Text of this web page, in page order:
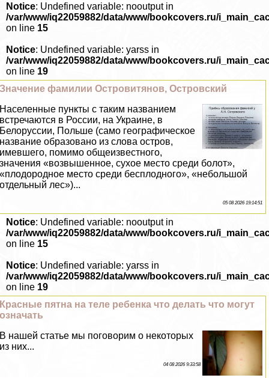
Notice: Undefined variable: nooutput in
/var/www/iq22059882/data/www/bookcovers.ru/
on line 15
Notice: Undefined variable: yarss in
/var/www/iq22059882/data/www/bookcovers.ru/
on line 19
Значение фамилии Островитянов, Островский
Населенные пункты с таким названием
встречаются в России, на Украине, в
Белоруссии, Польше (само географическое
название образовано из слова остров,
имевшего, помимо общеизвестного,
значения «возвышенное, сухое место среди болот»,
«плодородное место среди бесплодного», «небольшой
отдельный лес»)...
05 08 2026 19:14:51
Notice: Undefined variable: nooutput in
/var/www/iq22059882/data/www/bookcovers.ru/
on line 15
Notice: Undefined variable: yarss in
/var/www/iq22059882/data/www/bookcovers.ru/
on line 19
Красные пятна на теле ребенка что делать что могут
означать
В нашей статье мы поговорим о некоторых
из них...
04 08 2026 9:33:58